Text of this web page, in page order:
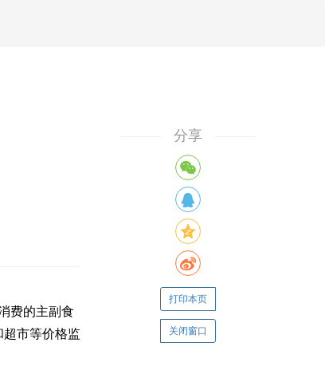
费的主副食
超市等价格监
分享
打印本页
关闭窗口